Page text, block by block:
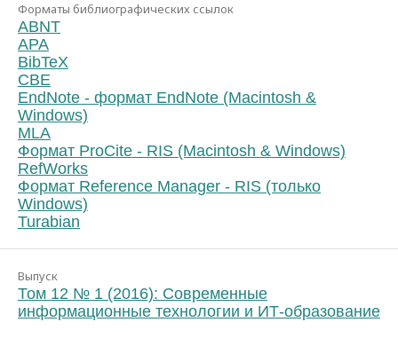
Форматы библиографических ссылок
ABNT
APA
BibTeX
CBE
EndNote - формат EndNote (Macintosh &
Windows)
MLA
Формат ProCite - RIS (Macintosh & Windows)
RefWorks
Формат Reference Manager - RIS (только
Windows)
Turabian
Выпуск
Том 12 № 1 (2016): Современные
информационные технологии и ИТ-образование